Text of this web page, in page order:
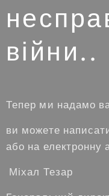
війни..
Тепер ми надамо
ви можете
або на електронну
Міхал Тезар